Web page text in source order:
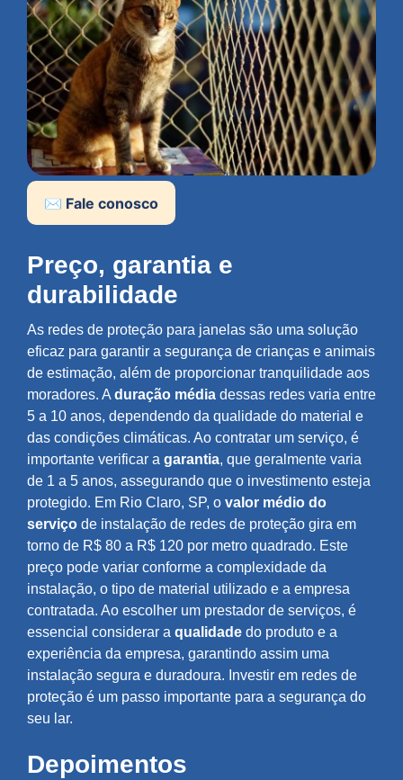
✉️ Fale conosco
Preço, garantia e
durabilidade
As redes de proteção para janelas são uma solução
eficaz para garantir a segurança de crianças e animais
de estimação, além de proporcionar tranquilidade aos
moradores. A duração média dessas redes varia entre
5 a 10 anos, dependendo da qualidade do material e
das condições climáticas. Ao contratar um serviço, é
importante verificar a garantia, que geralmente varia
de 1 a 5 anos, assegurando que o investimento esteja
protegido. Em Rio Claro, SP, o valor médio do
serviço de instalação de redes de proteção gira em
torno de R$ 80 a R$ 120 por metro quadrado. Este
preço pode variar conforme a complexidade da
instalação, o tipo de material utilizado e a empresa
contratada. Ao escolher um prestador de serviços, é
essencial considerar a qualidade do produto e a
experiência da empresa, garantindo assim uma
instalação segura e duradoura. Investir em redes de
proteção é um passo importante para a segurança do
seu lar.
Depoimentos